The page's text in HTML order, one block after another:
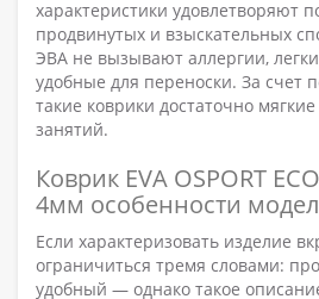
характеристики удовлетворяют
продвинутых и взыскательных
ЭВА не вызывают аллергии,
удобные для переноски. За счет
такие коврики достаточно
занятий.
Коврик EVA OSPORT
4мм особенности
Если характеризовать изделие
ограничиться тремя словами:
удобный — однако такое